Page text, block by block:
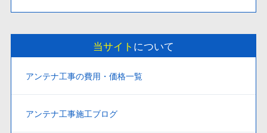
当サイト について
アンテナ工事の費用・価格一覧
アンテナ工事施工ブログ